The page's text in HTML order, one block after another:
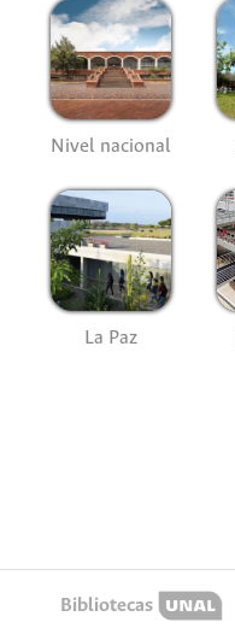
Nivel nacional
La Paz
Bibliotecas